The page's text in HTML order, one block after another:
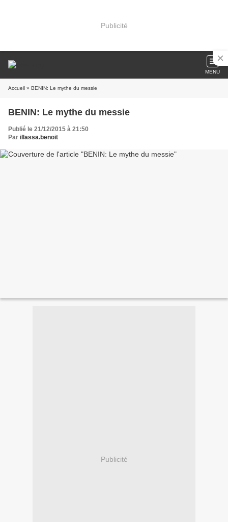
Publicité
MENU
Accueil » BENIN: Le mythe du messie
BENIN: Le mythe du messie
Publié le 21/12/2015 à 21:50
Par illassa.benoit
Publicité